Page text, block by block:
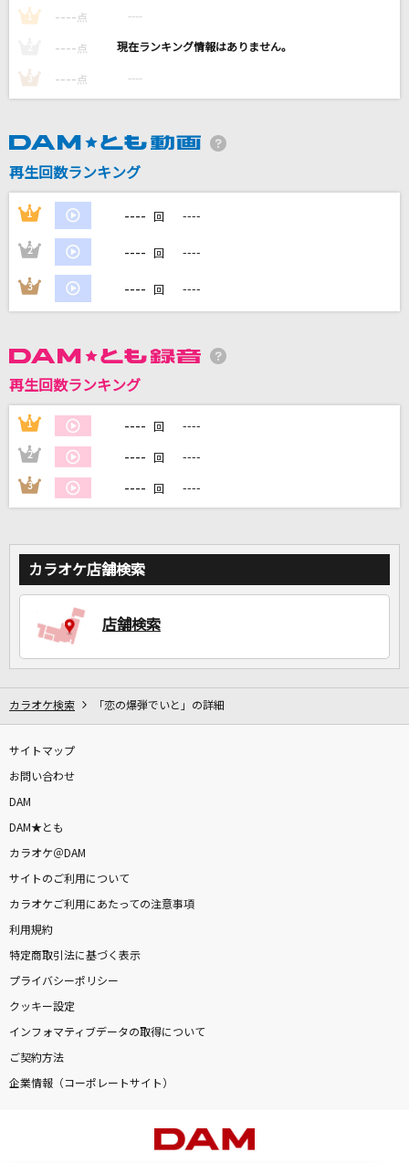
[生音]手紙
back number
Contrail
緑黄色社会
カラオケ最新情報をチェック！
1 ---- 点 ----
---- 点 ----
3 ---- 点 ----
再生回数ランキング
1 ---- 回 ----
2 ---- 回 ----
3 ---- 回 ----
再生回数ランキング
1 ---- 回 ----
2 ---- 回 ----
3 ---- 回 ----
カラオケ店舗検索
店舗検索
カラオケ検索 「恋の爆弾でいと」の詳細
サイトマップ
お問い合わせ
DAM
DAM★とも
カラオケ＠DAM
サイトのご利用について
カラオケご利用にあたっての注意事項
利用規約
特定商取引法に基づく表示
プライバシーポリシー
クッキー設定
インフォマティブデータの取得について
ご契約方法
企業情報（コーポレートサイト）